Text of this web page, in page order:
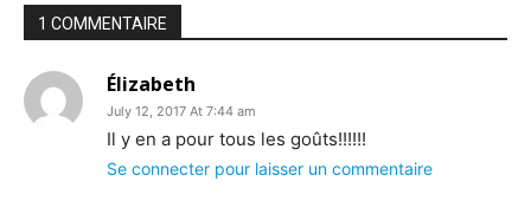
1 COMMENTAIRE
Élizabeth
July 12, 2017 At 7:44 am
Il y en a pour tous les goûts!!!!!!
Se connecter pour laisser un commentaire